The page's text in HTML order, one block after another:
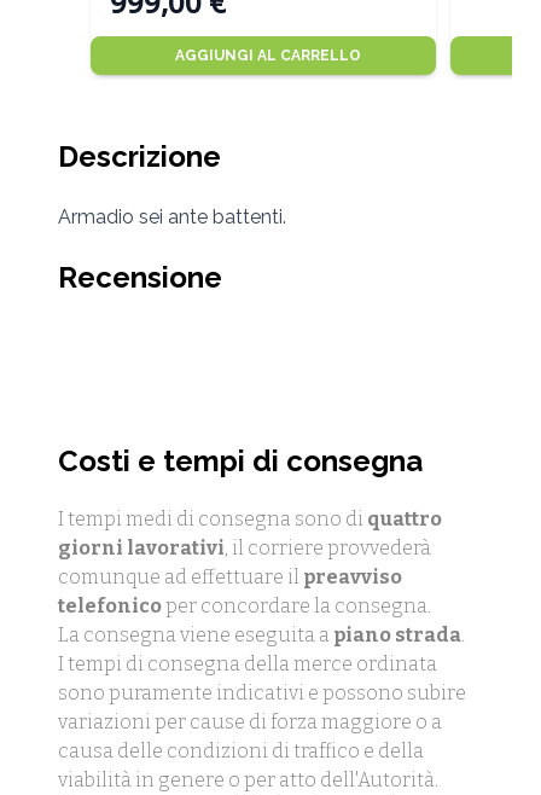
AGGIUNGI AL CARRELLO
Descrizione
Armadio sei ante battenti.
Recensione
Costi e tempi di consegna
I tempi medi di consegna sono di quattro
giorni lavorativi , il corriere provvederà
comunque ad effettuare il preavviso
telefonicoper concordare la consegna.
La consegna viene eseguita a piano strada
I tempi di consegna della merce ordinata
sono puramente indicativi e possono subire
variazioni per cause di forza maggiore o a
causa delle condizioni di traffico e della
viabilità in genere o per atto dell'Autorità.